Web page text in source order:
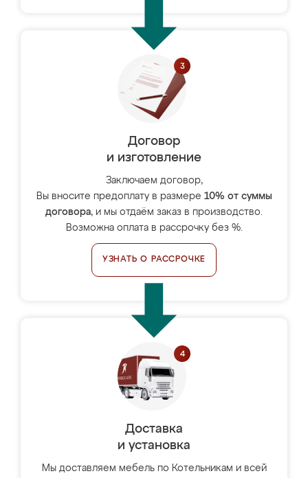
Договор
и изготовление
Заключаем договор,
Вы вносите предоплату в размере 10% от суммы
договора, и мы отдаём заказ в производство.
Возможна оплата в рассрочку без %.
УЗНАТЬ О РАССРОЧКЕ
Доставка
и установка
Мы доставляем мебель по Котельникам и всей